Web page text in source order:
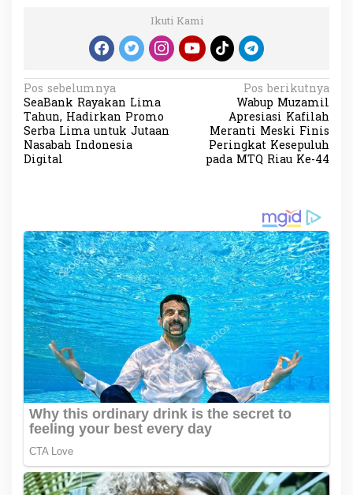
Ikuti Kami
N
a
v
i
s
i
p
o
s
Pos sebelumnya
SeaBank Rayakan Lima
Tahun, Hadirkan Promo
Serba Lima untuk Jutaan
Nasabah Indonesia
Digital
Pos berikutnya
Wabup Muzamil
Apresiasi Kafilah
Meranti Meski Finis
Peringkat Kesepuluh
pada MTQ Riau Ke-44